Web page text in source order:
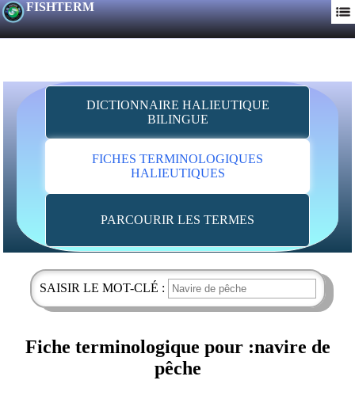
FISHTERM
DICTIONNAIRE HALIEUTIQUE
BILINGUE
FICHES TERMINOLOGIQUES
HALIEUTIQUES
PARCOURIR LES TERMES
SAISIR LE MOT-CLÉ :
Fiche terminologique pour :navire de
pêche